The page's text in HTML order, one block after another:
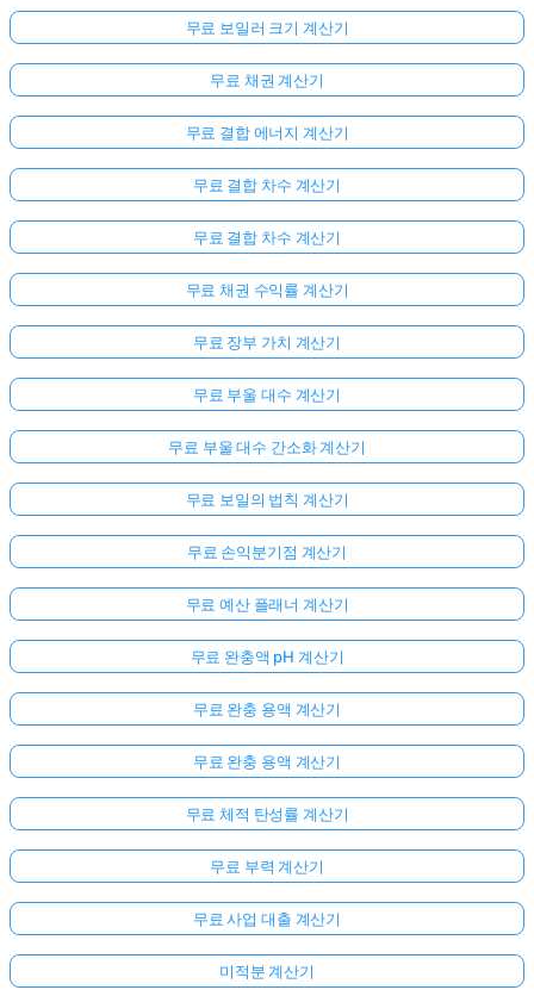
무료 보일러 크기 계산기
무료 채권 계산기
무료 결합 에너지 계산기
무료 결합 차수 계산기
무료 결합 차수 계산기
무료 채권 수익률 계산기
무료 장부 가치 계산기
무료 부울 대수 계산기
무료 부울 대수 간소화 계산기
무료 보일의 법칙 계산기
무료 손익분기점 계산기
무료 예산 플래너 계산기
무료 완충액 pH 계산기
무료 완충 용액 계산기
무료 완충 용액 계산기
무료 체적 탄성률 계산기
무료 부력 계산기
무료 사업 대출 계산기
미적분 계산기